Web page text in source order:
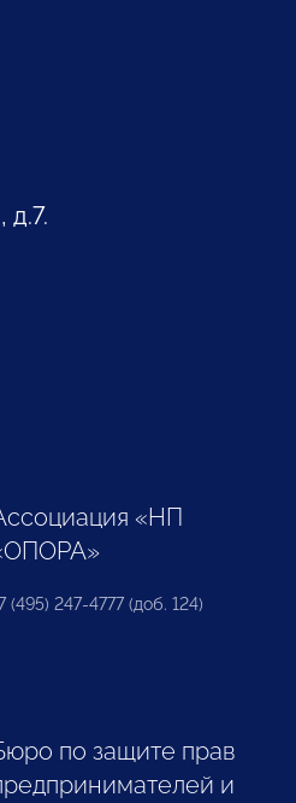
д.7.
«НП
(495) 247-4777 (доб. 124)
по защите прав
и